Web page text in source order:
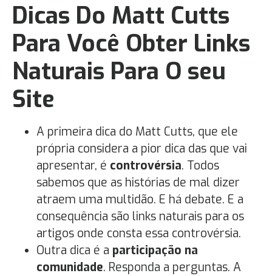
Dicas Do Matt Cutts
Para Você Obter Links
Naturais Para O seu
Site
A primeira dica do Matt Cutts, que ele
própria considera a pior dica das que vai
apresentar, é controvérsia. Todos
sabemos que as histórias de mal dizer
atraem uma multidão. E há debate. E a
consequência são links naturais para os
artigos onde consta essa controvérsia.
Outra dica é a participação na
comunidade. Responda a perguntas. A